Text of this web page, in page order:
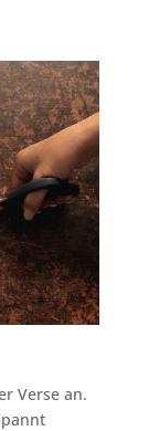
Verse an.